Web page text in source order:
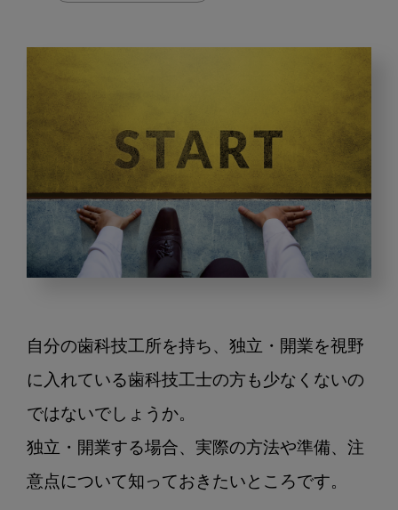
技
工
士
の
立
開
自分の歯科技工所を持ち、独立・開業を視野
に入れている歯科技工士の方も少なくないの
ではないでしょうか。
独立・開業する場合、実際の方法や準備、注
意点について知っておきたいところです。